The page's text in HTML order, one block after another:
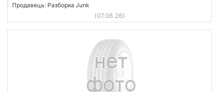
Продавець: Разборка Junk
(07.08.26)